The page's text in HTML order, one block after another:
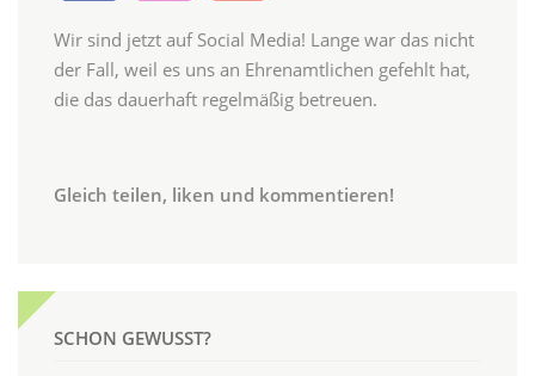
Wir sind jetzt auf Social Media! Lange war das nicht
der Fall, weil es uns an Ehrenamtlichen gefehlt hat,
die das dauerhaft regelmäßig betreuen.
Gleich teilen, liken und kommentieren!
SCHON GEWUSST?